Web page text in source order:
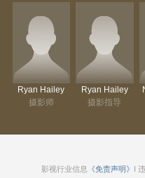
Ryan Hailey
摄影师
Ryan Hailey
摄影指导
影视行业信息 《免责声明》 I